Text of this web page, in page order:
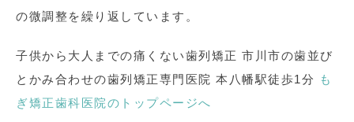
の微調整を繰り返しています。
子供から大人までの痛くない歯列矯正 市川市の歯並び
とかみ合わせの歯列矯正専門医院 本八幡駅徒歩1分
も
ぎ矯正歯科医院のトップページへ